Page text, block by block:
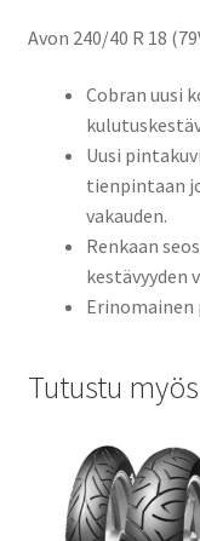
Avon 240/40 R 18
Cobran uusi
Uusi
tienpintaan
vakauden.
Renkaan
kestävyyden
Tutustu myös